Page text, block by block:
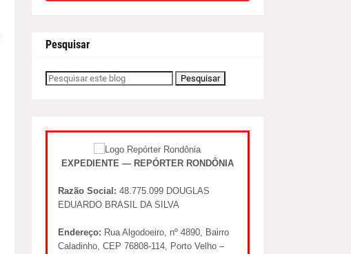
Pesquisar
EXPEDIENTE — REPÓRTER RONDÔNIA
Razão Social: 48.775.099 DOUGLAS
EDUARDO BRASIL DA SILVA
Endereço: Rua Algodoeiro, nº 4890, Bairro
Caladinho, CEP 76808-114, Porto Velho –